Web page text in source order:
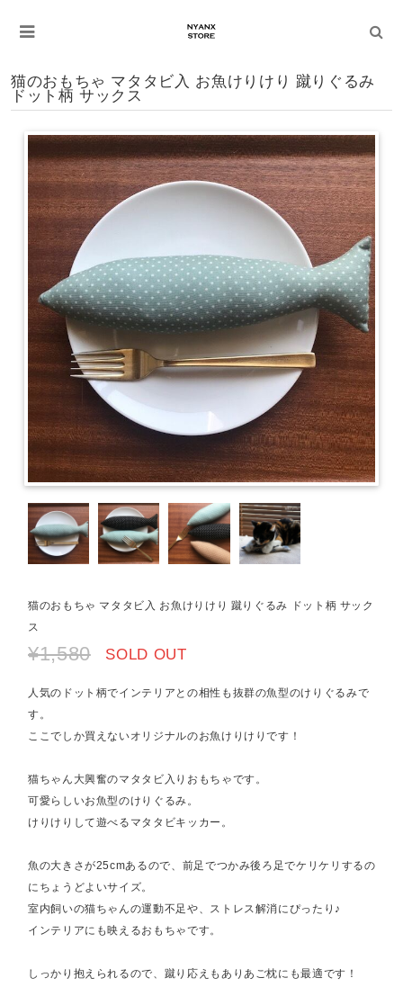
猫のおもちゃ マタタビ入 お魚けりけり 蹴りぐるみ
ドット柄 サックス
猫のおもちゃ マタタビ入 お魚けりけり 蹴りぐるみ ドット柄 サック
ス
¥1,580 SOLD OUT
人気のドット柄でインテリアとの相性も抜群の魚型のけりぐるみで
す。
ここでしか買えないオリジナルのお魚けりけりです！
猫ちゃん大興奮のマタタビ入りおもちゃです。
可愛らしいお魚型のけりぐるみ。
けりけりして遊べるマタタビキッカー。
魚の大きさが25cmあるので、前足でつかみ後ろ足でケリケリするの
にちょうどよいサイズ。
室内飼いの猫ちゃんの運動不足や、ストレス解消にぴったり♪
インテリアにも映えるおもちゃです。
しっかり抱えられるので、蹴り応えもありあご枕にも最適です！